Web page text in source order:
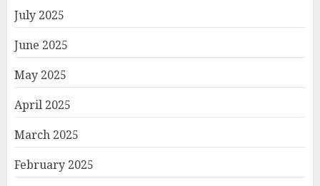
July 2025
June 2025
May 2025
April 2025
March 2025
February 2025